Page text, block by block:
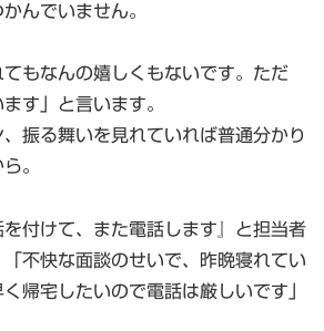
んでいません。
もなんの嬉しくもないです。ただ
す」と言います。
振る舞いを見れていれば普通分かり
。
を付けて、また電話します』と担当者
不快な面談のせいで、昨晩寝れてい
帰宅したいので電話は厳しいです」